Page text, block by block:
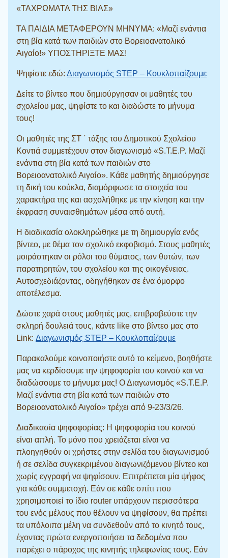
«ΤΑΧΡΩΜΑΤΑ ΤΗΣ ΒΙΑΣ»
ΤΑ ΠΑΙΔΙΑ ΜΕΤΑΦΕΡΟΥΝ ΜΗΝΥΜΑ: «Μαζί ενάντια
στη βία κατά των παιδιών στο Βορειοανατολικό
Αιγαίο!» ΥΠΟΣΤΗΡΙΞΤΕ ΜΑΣ!
Ψηφίστε εδώ: Διαγωνισμός STEP – Κουκλοπαίζουμε
Δείτε το βίντεο που δημιούργησαν οι μαθητές του
σχολείου μας, ψηφίστε το και διαδώστε το μήνυμα
τους!
Οι μαθητές της ΣΤ ΄ τάξης του Δημοτικού Σχολείου
Κοντιά συμμετέχουν στον διαγωνισμό «S.T.E.P. Μαζί
ενάντια στη βία κατά των παιδιών στο
Βορειοανατολικό Αιγαίο». Κάθε μαθητής δημιούργησε
τη δική του κούκλα, διαμόρφωσε τα στοιχεία του
χαρακτήρα της και ασχολήθηκε με την κίνηση και την
έκφραση συναισθημάτων μέσα από αυτή.
Η διαδικασία ολοκληρώθηκε με τη δημιουργία ενός
βίντεο, με θέμα τον σχολικό εκφοβισμό. Στους μαθητές
μοιράστηκαν οι ρόλοι του θύματος, των θυτών, των
παρατηρητών, του σχολείου και της οικογένειας.
Αυτοσχεδιάζοντας, οδηγήθηκαν σε ένα όμορφο
αποτέλεσμα.
Δώστε χαρά στους μαθητές μας, επιβραβεύστε την
σκληρή δουλειά τους, κάντε like στο βίντεο μας στο
Link: Διαγωνισμός STEP – Κουκλοπαίζουμε
Παρακαλούμε κοινοποιήστε αυτό το κείμενο, βοηθήστε
μας να κερδίσουμε την ψηφοφορία του κοινού και να
διαδώσουμε το μήνυμα μας! Ο Διαγωνισμός «S.T.E.P.
Μαζί ενάντια στη βία κατά των παιδιών στο
Βορειοανατολικό Αιγαίο» τρέχει από 9-23/3/26.
Διαδικασία ψηφοφορίας: Η ψηφοφορία του κοινού
είναι απλή. Το μόνο που χρειάζεται είναι να
πλοηγηθούν οι χρήστες στην σελίδα του διαγωνισμού
ή σε σελίδα συγκεκριμένου διαγωνιζόμενου βίντεο και
χωρίς εγγραφή να ψηφίσουν. Επιτρέπεται μία ψήφος
για κάθε συμμετοχή. Εάν σε κάθε σπίτι που
χρησιμοποιεί το ίδιο router υπάρχουν περισσότερα
του ενός μέλους που θέλουν να ψηφίσουν, θα πρέπει
τα υπόλοιπα μέλη να συνδεθούν από το κινητό τους,
έχοντας πρώτα ενεργοποιήσει τα δεδομένα που
παρέχει ο πάροχος της κινητής τηλεφωνίας τους. Εάν